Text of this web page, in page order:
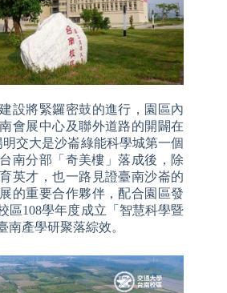
設將緊鑼密鼓的進行，園區內
會展中心及聯外道路的開闢在
交大是沙崙綠能科學城第一個
南分部「奇美樓」落成後，除
英才，也一路見證臺南沙崙的
的重要合作夥伴，配合園區發
區108學年度成立「智慧科學暨
南產學研聚落綜效。